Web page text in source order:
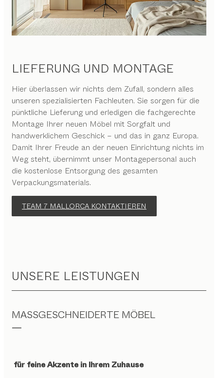
LIEFERUNG UND MONTAGE
Hier überlassen wir nichts dem Zufall, sondern alles
unseren spezialisierten Fachleuten. Sie sorgen für die
pünktliche Lieferung und erledigen die fachgerechte
Montage Ihrer neuen Möbel mit Sorgfalt und
handwerklichem Geschick – und das in ganz Europa.
Damit Ihrer Freude an der neuen Einrichtung nichts im
Weg steht, übernimmt unser Montagepersonal auch
die kostenlose Entsorgung des gesamten
Verpackungsmaterials.
TEAM 7 MALLORCA KONTAKTIEREN
UNSERE LEISTUNGEN
MASSGESCHNEIDERTE MÖBEL
für feine Akzente in Ihrem Zuhause